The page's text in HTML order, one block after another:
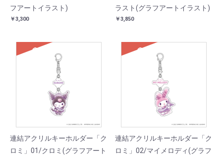
フアートイラスト)
￥3,300
ラスト(グラフアートイラスト)
￥3,850
SOLD
連結アクリルキーホルダー「ク
ロミ」01/クロミ(グラフアート
SOLD
連結アクリルキーホルダー「ク
ロミ」02/マイメロディ(グラフ